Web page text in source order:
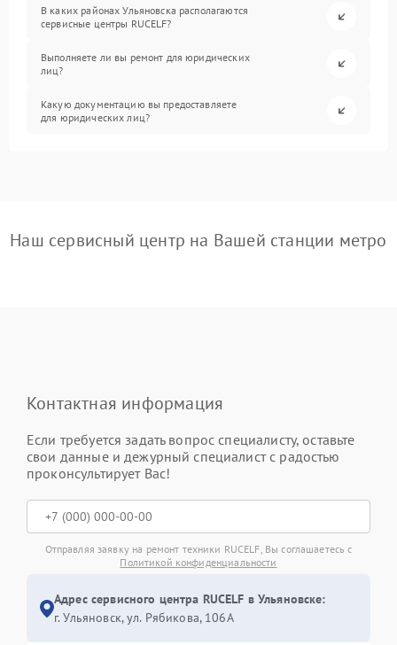
В каких районах Ульяновска располагаются
сервисные центры RUCELF?
Выполняете ли вы ремонт для юридических
лиц?
Какую документацию вы предоставляете
для юридических лиц?
Наш сервисный центр на Вашей станции метро
Контактная информация
Если требуется задать вопрос специалисту, оставьте
свои данные и дежурный специалист с радостью
проконсультирует Вас!
Отправляя заявку на ремонт техники RUCELF, Вы соглашаетесь с
Политикой конфиденциальности
Адрес сервисного центра RUCELF в Ульяновске:
г. Ульяновск, ул. Рябикова, 106А